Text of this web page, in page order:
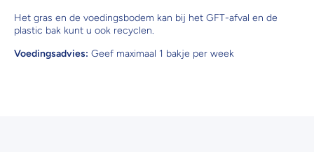
Het gras en de voedingsbodem kan bij het GFT-afval en de
plastic bak kunt u ook recyclen.
Voedingsadvies: Geef maximaal 1 bakje per week